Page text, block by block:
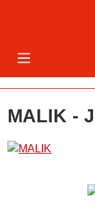
Zum Hauptinhalt
MALIK -
Bildergalerie